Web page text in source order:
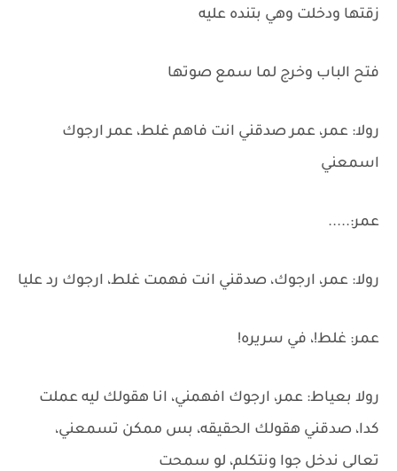
زقتها ودخلت وهي بتنده عليه
فتح الباب وخرج لما سمع صوتها
رولا: عمر، عمر صدقني انت فاهم غلط، عمر ارجوك
اسمعني
عمر:.....
رولا: عمر، ارجوك، صدقني انت فهمت غلط، ارجوك رد عليا
عمر: غلط!، في سريره!
رولا بعياط: عمر، ارجوك افهمني، انا هقولك ليه عملت
كدا، صدقني هقولك الحقيقه، بس ممكن تسمعني،
تعالى ندخل جوا ونتكلم، لو سمحت